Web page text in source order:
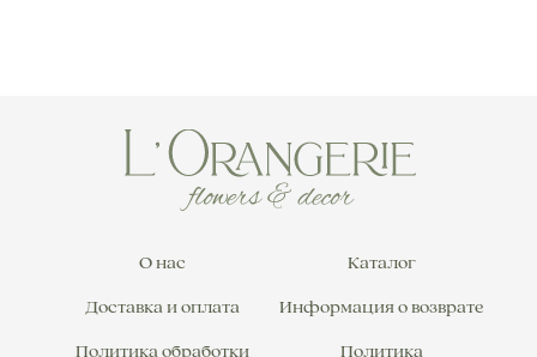
Каталог
Информация о возврате
Политика
О нас
Доставка и оплата
Политика обработки